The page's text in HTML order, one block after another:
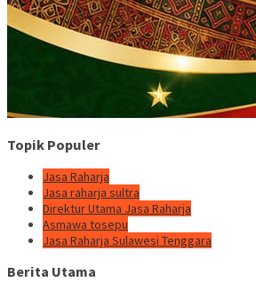
Topik Populer
Jasa Raharja
Jasa raharja sultra
Direktur Utama Jasa Raharja
Asmawa tosepu
Jasa Raharja Sulawesi Tenggara
Berita Utama